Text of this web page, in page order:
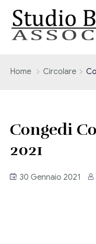
Contabilità
Circolari Flash
Eventi
Corsi FAD
Video/Tv
Home Circolare
Congedi
2021
30 Gennaio 2021